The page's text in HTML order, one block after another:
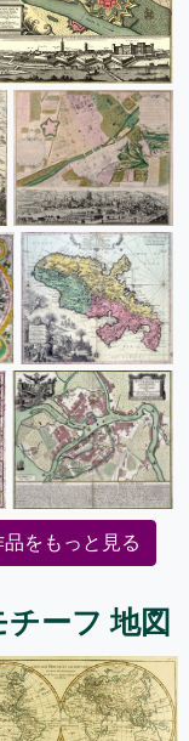
をもっと見る
ーフ 地図